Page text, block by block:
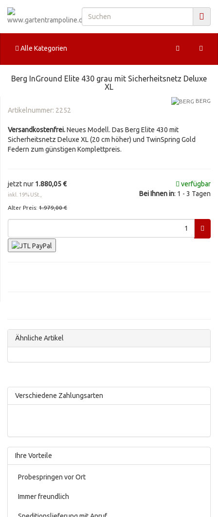
Alle Kategorien
Berg InGround Elite 430 grau mit Sicherheitsnetz Deluxe
XL
BERG
Artikelnummer: 2252
Versandkostenfrei.Neues Modell. Das Berg Elite 430 mit
Sicherheitsnetz Deluxe XL (20 cm höher) und TwinSpring Gold
Federn zum günstigen Komplettpreis.
jetzt nur 1.880,05 €
inkl. 19% USt.,
Alter Preis: 1.979,00 €
verfügbar
Bei Ihnen in: 1 - 3 Tagen
Ähnliche Artikel
Verschiedene Zahlungsarten
Ihre Vorteile
Probespringen vor Ort
Immer freundlich